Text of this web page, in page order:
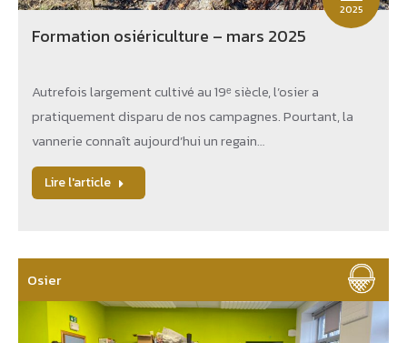
2025
Formation osiériculture – mars 2025
Autrefois largement cultivé au 19ᵉ siècle, l’osier a
pratiquement disparu de nos campagnes. Pourtant, la
vannerie connaît aujourd’hui un regain…
Lire l'article
Osier